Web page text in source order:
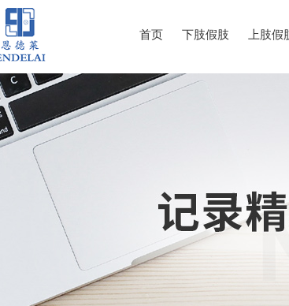
首页 下肢假肢 上肢假